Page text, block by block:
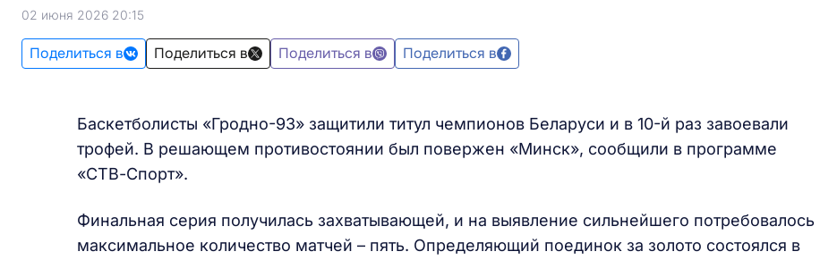
02 июня 2026 20:15
Поделиться в Поделиться в Поделиться в Поделиться в
Баскетболисты «Гродно-93» защитили титул чемпионов Беларуси и в 10-й раз завоевали
трофей. В решающем противостоянии был повержен «Минск», сообщили в программе
«СТВ-Спорт».
Финальная серия получилась захватывающей, и на выявление сильнейшего потребовалось
максимальное количество матчей – пять. Определяющий поединок за золото состоялся в